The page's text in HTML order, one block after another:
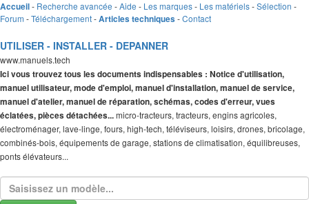
Accueil- Recherche avancée -Aide - Les marques- Les matériels-Sélection -
Forum -Téléchargement-Articles techniques -Contact
UTILISER - INSTALLER - DEPANNER
www.manuels.tech
Ici vous trouvez tous les documents indispensables : Notice d'utilisation,
manuel utilisateur, mode d'emploi, manuel d'installation, manuel de service,
manuel d'atelier, manuel de réparation, schémas, codes d'erreur, vues
éclatées, pièces détachées...micro-tracteurs, tracteurs, engins agricoles,
électroménager, lave-linge, fours, high-tech, téléviseurs, loisirs, drones, bricolage,
combinés-bois, équipements de garage, stations de climatisation, équilibreuses,
ponts élévateurs...